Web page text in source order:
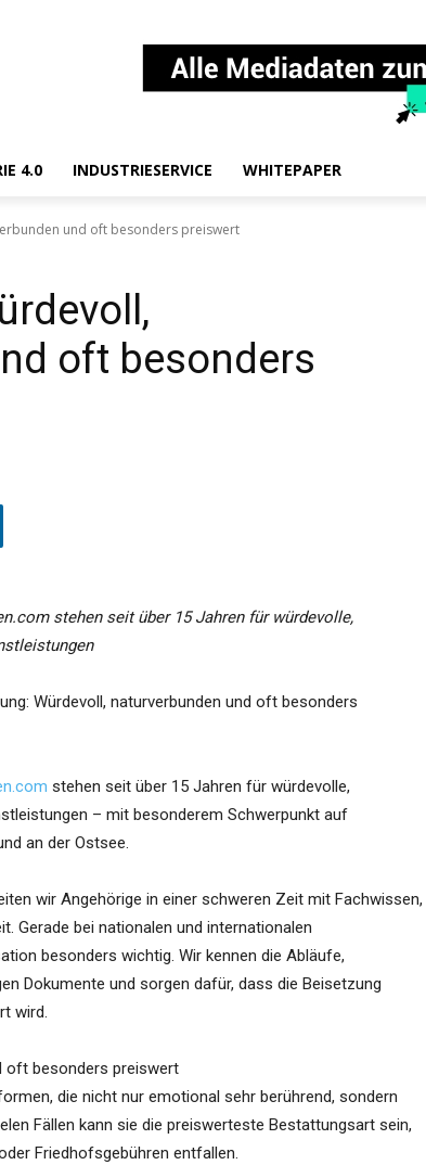
4.0 INDUSTRIESERVICE WHITEPAPER
und oft besonders preiswert
oft besonders
stehen seit über 15 Jahren für würdevolle,
Würdevoll, naturverbunden und oft besonders
stehen seit über 15 Jahren für würdevolle,
– mit besonderem Schwerpunkt auf
an der Ostsee.
wir Angehörige in einer schweren Zeit mit Fachwissen,
Gerade bei nationalen und internationalen
besonders wichtig. Wir kennen die Abläufe,
Dokumente und sorgen dafür, dass die Beisetzung
wird.
oft besonders preiswert
die nicht nur emotional sehr berührend, sondern
Fällen kann sie die preiswerteste Bestattungsart sein,
Friedhofsgebühren entfallen.